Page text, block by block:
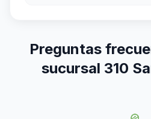
Preguntas
sucursal 310